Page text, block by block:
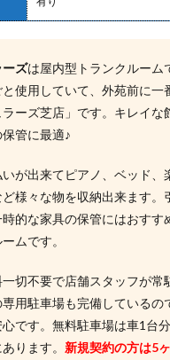
ーズは屋内型トランクルーム
と使用していて、外苑前に一
ラーズ芝店」です。キレイな
管に最適♪
が出来てピアノ、ベッド、
様々な物を収納出来ます。
時的な家具の保管にはおすす
ムです。
切不要で店舗スタッフが常
用駐車場も完備しているの
心です。無料駐車場は車1台
ります。 新規契約の方は5